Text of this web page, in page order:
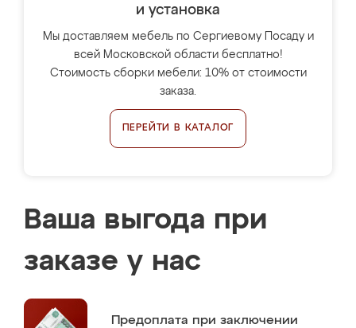
и установка
Мы доставляем мебель по Сергиевому Посаду и
всей Московской области бесплатно!
Стоимость сборки мебели: 10% от стоимости
заказа.
ПЕРЕЙТИ В КАТАЛОГ
Ваша выгода при
заказе у нас
Предоплата при заключении